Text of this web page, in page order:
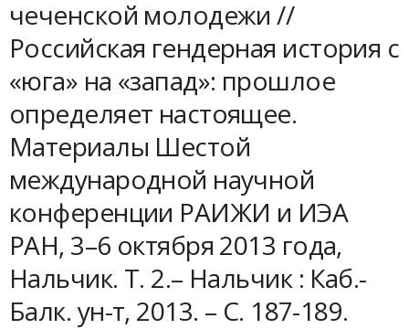
чеченской молодежи //
Российская гендерная история с
«юга» на «запад»: прошлое
определяет настоящее.
Материалы Шестой
международной научной
конференции РАИЖИ и ИЭА
РАН, 3–6 октября 2013 года,
Нальчик. Т. 2.– Нальчик : Каб.-
Балк. ун-т, 2013. – С. 187-189.